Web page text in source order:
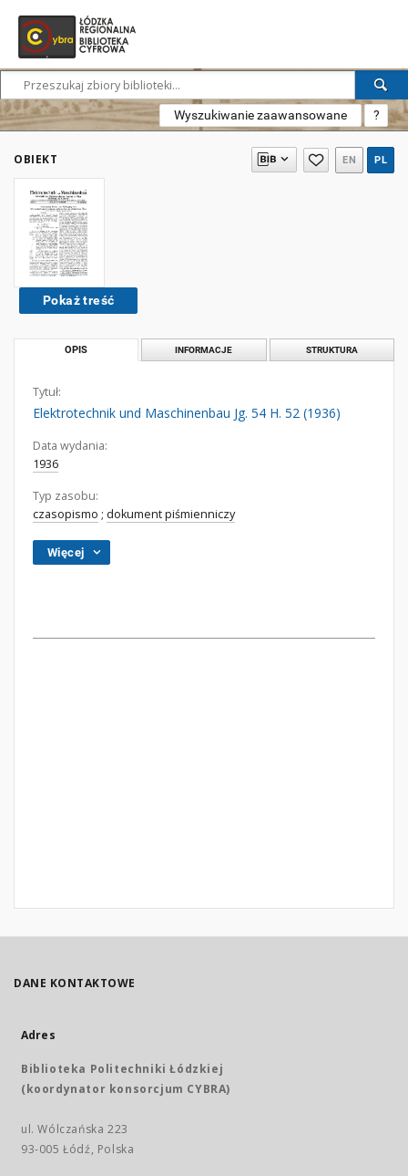
Wyszukiwanie zaawansowane ?
OBIEKT EN PL
Pokaż treść
OPIS INFORMACJE STRUKTURA
Tytuł:
Elektrotechnik und Maschinenbau Jg. 54 H. 52 (1936)
Data wydania:
1936
Typ zasobu:
czasopismo ; dokument piśmienniczy
Więcej
DANE KONTAKTOWE
Adres
Biblioteka Politechniki Łódzkiej
(koordynator konsorcjum CYBRA)
ul. Wólczańska 223
93-005 Łódź, Polska